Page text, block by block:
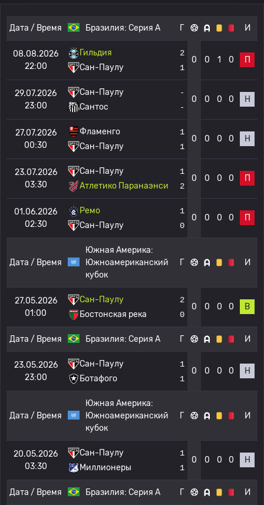
Дата / Время Бразилия: Серия А Г И
08.08.2026
22:00
Гильдия
Сан-Паулу
2
1
0 0 1 0 П
29.07.2026
23:00
Сан-Паулу
Сантос
-
-
0 0 0 0 Н
27.07.2026
00:30
Фламенго
Сан-Паулу
1
1
0 0 0 0 Н
23.07.2026
03:30
Сан-Паулу
Атлетико Паранаэнси
1
2
0 0 0 0 П
01.06.2026
02:30
Ремо
Сан-Паулу
1
0
0 0 0 0 П
Дата / Время
Южная Америка:
Южноамериканский
кубок
Г И
27.05.2026
01:00
Сан-Паулу
Бостонская река
2
0
0 0 0 0 В
Дата / Время Бразилия: Серия А Г И
23.05.2026
23:00
Сан-Паулу
Ботафого
1
1
0 0 0 0 Н
Дата / Время
Южная Америка:
Южноамериканский
кубок
Г И
20.05.2026
03:30
Сан-Паулу
Миллионеры
1
1
0 0 0 0 Н
Дата / Время Бразилия: Серия А Г И